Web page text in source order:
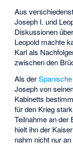
Aus
Joseph I. und
Diskussionen
Leopold machte
Karl als
zwischen den
Als der
Joseph von
Kabinetts
für den Krieg
Teilnahme an der
hielt ihn der
nahm nicht nur